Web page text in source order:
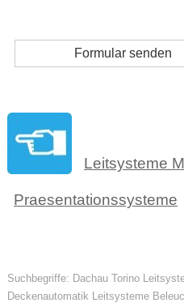
Leitsysteme
Praesentationssysteme
Suchbegriffe: Dachau Torino
Deckenautomatik Leitsysteme